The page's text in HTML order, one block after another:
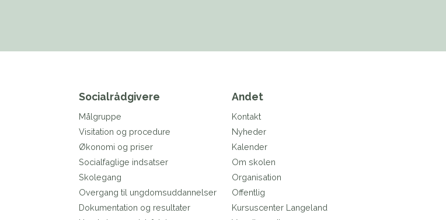
Socialrådgivere
Målgruppe
Visitation og procedure
Økonomi og priser
Socialfaglige indsatser
Skolegang
Overgang til ungdomsuddannelser
Dokumentation og resultater
Andet
Kontakt
Nyheder
Kalender
Om skolen
Organisation
Offentlig
Kursuscenter Langeland